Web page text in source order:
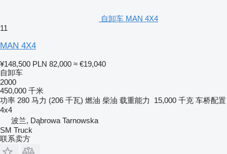
自卸车 MAN 4X4
11
MAN 4X4
¥148,500 PLN 82,000 ≈ €19,040
自卸车
2000
450,000 千米
功率 280 马力 (206 千瓦) 燃油 柴油 载重能力 15,000 千克 车桥配置
4x4
波兰, Dąbrowa Tarnowska
SM Truck
联系卖方